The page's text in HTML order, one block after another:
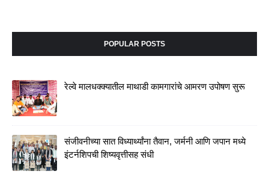
POPULAR POSTS
रेल्वे मालधक्क्यातील माथाडी कामगारांचे आमरण उपोषण सुरू
संजीवनीच्या सात विध्यार्थ्यांना तैवान, जर्मनी आणि जपान मध्ये
इंटर्नशिपची शिष्यवृत्तीसह संधी